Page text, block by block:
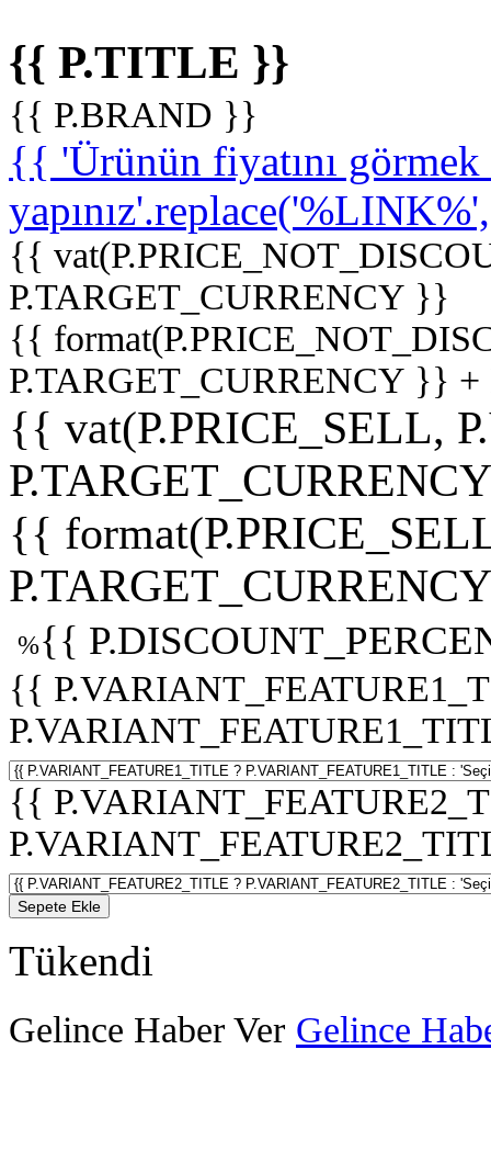
{{ P.TITLE }}
{{ P.BRAND }}
{{ 'Ürünün fiyatını
{{
P.TARGET_CURRENCY }}
{{
P.TARGET_CURRENCY }}
{{ vat(P.PRICE_SELL,
{{
%{{
{{
{{
Sepete Ekle
Tükendi
Gelince Haber Ver Gelince